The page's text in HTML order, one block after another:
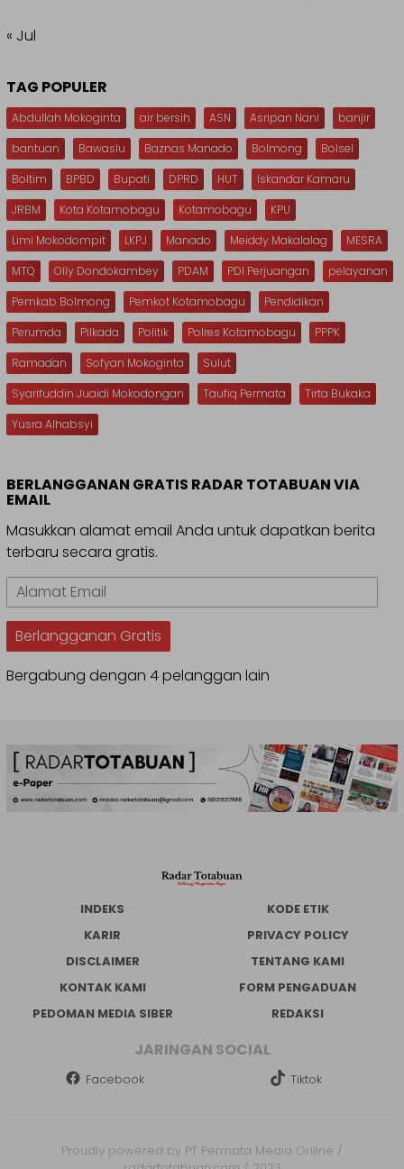
« Jul
TAG POPULER
Abdullah Mokoginta air bersih ASN Asripan Nani
banjir
bantuan
Bawaslu Baznas Manado Bolmong
Bolsel
Boltim
BPBD Bupati DPRD HUT
Iskandar Kamaru
JRBM
Kota Kotamobagu Kotamobagu
KPU
Limi Mokodompit
LKPJ Manado Meiddy Makalalag
MESRA
MTQ
Olly Dondokambey PDAM PDI Perjuangan
pelayanan
Pemkab Bolmong
Pemkot Kotamobagu
Pendidikan
Perumda
Pilkada Politik Polres Kotamobagu
PPPK
Ramadan
Sofyan Mokoginta
Sulut
Syarifuddin Juaidi Mokodongan
Taufiq Permata
Tirta Bukaka
Yusra Alhabsyi
BERLANGGANAN GRATIS RADAR TOTABUAN VIA
EMAIL
Masukkan alamat email Anda untuk dapatkan berita
terbaru secara gratis.
Alamat
Email
Berlangganan Gratis
Bergabung dengan 4 pelanggan lain
INDEKS
KODE ETIK
KARIR
PRIVACY POLICY
DISCLAIMER
TENTANG KAMI
KONTAK KAMI
FORM PENGADUAN
PEDOMAN MEDIA SIBER
REDAKSI
JARINGAN SOCIAL
Facebook Tiktok
Proudly powered by PT Permata Media Online /